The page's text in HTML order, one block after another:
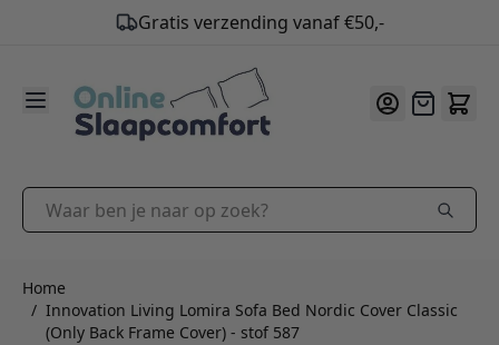
Gratis verzending vanaf €50,-
9.2/10
Offerte
Waar ben je naar op zoek?
Home
/ Innovation Living Lomira Sofa Bed Nordic Cover Classic
(Only Back Frame Cover) - stof 587